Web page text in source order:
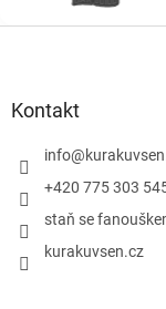
Kontakt
info@
+420 775 303
staň se
kurakuvsen.cz